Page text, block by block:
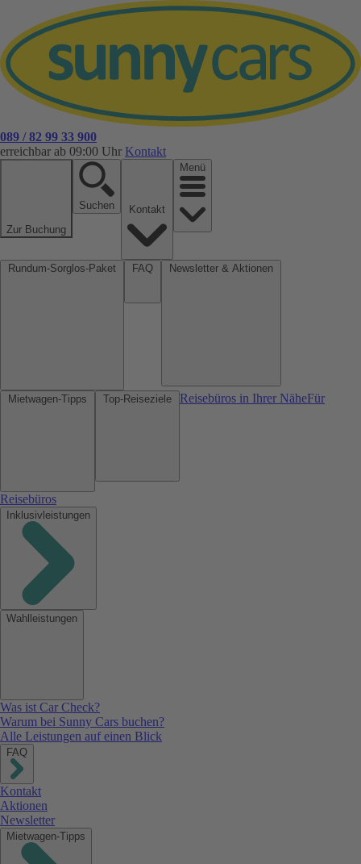
089 / 82 99 33 900
erreichbar ab 09:00 Uhr Kontakt
Zur Buchung
Suchen
Menü
Reisebüros in Ihrer NäheFür
Reisebüros
Inklusivleistungen
Wahlleistungen
Was ist Car Check?
Warum bei Sunny Cars buchen?
Alle Leistungen auf einen Blick
FAQ
Kontakt
Aktionen
Newsletter
Mietwagen-Tipps